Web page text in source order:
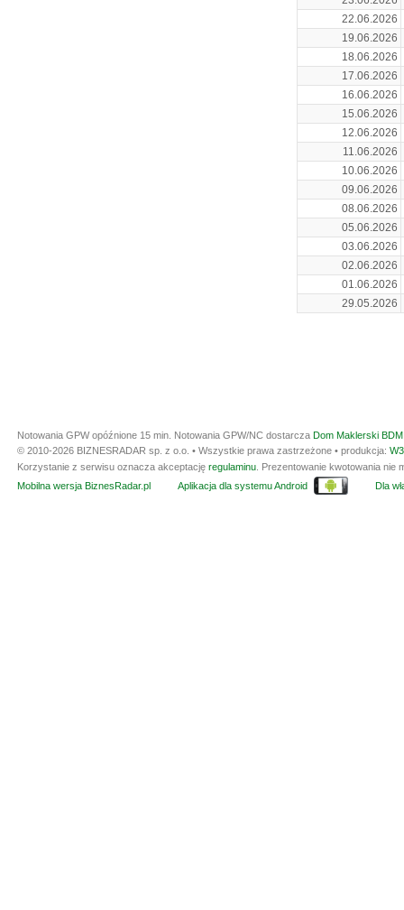
22.06.2026
19.06.2026
18.06.2026
17.06.2026
16.06.2026
15.06.2026
12.06.2026
11.06.2026
10.06.2026
09.06.2026
08.06.2026
05.06.2026
03.06.2026
02.06.2026
01.06.2026
29.05.2026
Notowania GPW opóźnione 15 min. Notowania GPW/NC dostarcza Dom Maklerski
© 2010-2026 BIZNESRADAR sp. z o.o. • Wszystkie prawa zastrzeżone • produkcja:
Korzystanie z serwisu oznacza akceptację regulaminu . Prezentowanie kwotowania
Mobilna wersja BiznesRadar.pl
Aplikacja dla systemu Android Dla